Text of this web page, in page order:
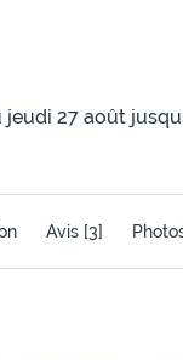
27 août
Avis [3]